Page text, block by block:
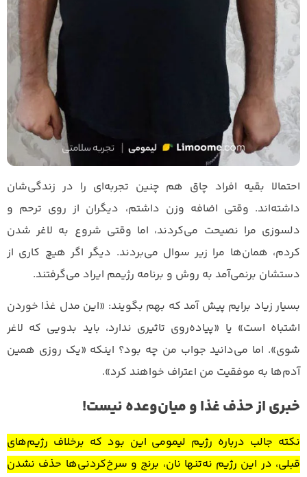
احتمالا بقیه افراد چاق هم چنین تجربه‌ای را در زندگی‌شان
داشته‌اند. وقتی اضافه وزن داشتم، دیگران از روی ترحم و
دلسوزی مرا نصیحت می‌کردند، اما وقتی شروع به لاغر شدن
کردم، همان‌ها مرا زیر سوال می‌بردند. دیگر اگر هیچ کاری از
دستشان برنمی‌آمد به روش و برنامه رژیمم ایراد می‌گرفتند.
بسیار زیاد برایم پیش آمد که بهم بگویند: «این مدل غذا خوردن
اشتباه است» یا «پیاده‌روی تاثیری ندارد، باید بدویی که لاغر
شوی». اما می‌دانید جواب من چه بود؟ اینکه «یک روزی همین‌
آدم‌ها به موفقیت من اعتراف خواهند کرد».
خبری از حذف غذا و میان‌وعده نیست!
نکته جالب درباره رژیم لیمومی این بود که برخلاف رژیم‌های
قبلی، در این رژیم نه‌تنها نان، برنج و سرخ‌کردنی‌ها حذف نشدن